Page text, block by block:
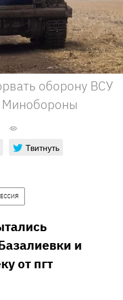
оборону ВСУ
Минобороны
Твитнуть
и
от пгт